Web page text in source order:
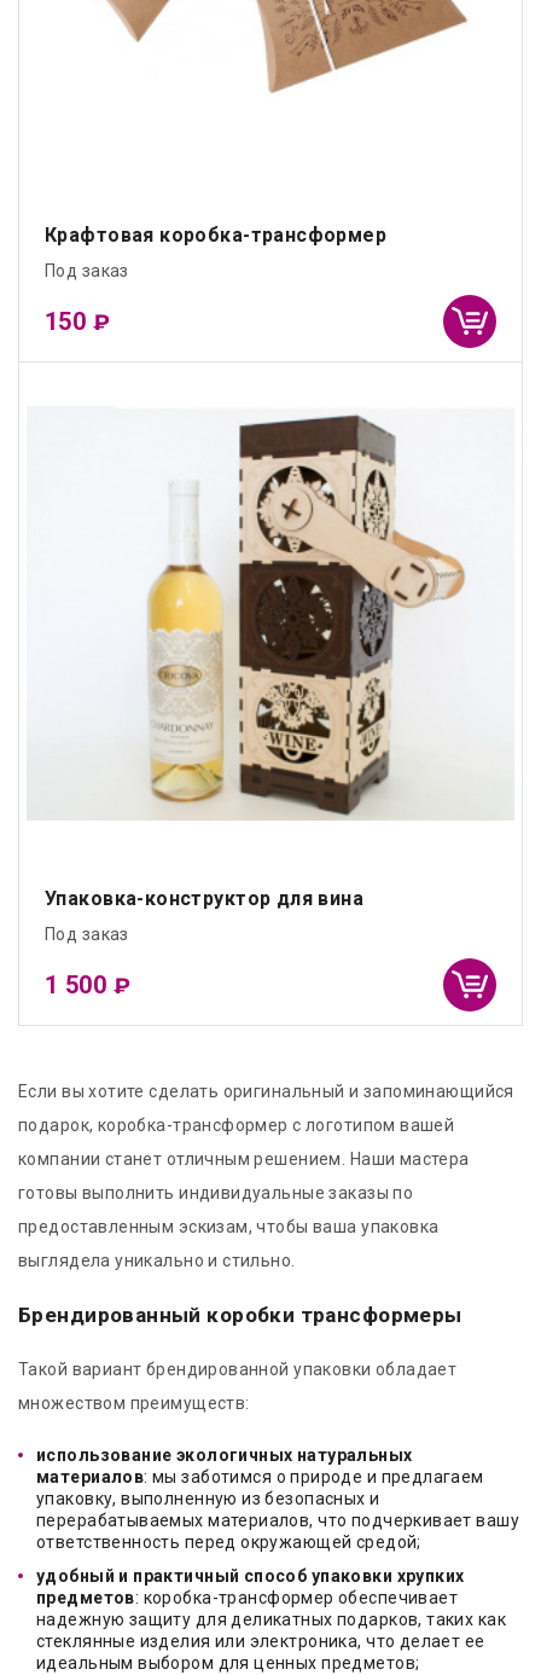
Крафтовая коробка-трансформер
Под заказ
150 ₽
Упаковка-конструктор для вина
Под заказ
1 500 ₽
Если вы хотите сделать оригинальный и запоминающийся
подарок, коробка-трансформер с логотипом вашей
компании станет отличным решением. Наши мастера
готовы выполнить индивидуальные заказы по
предоставленным эскизам, чтобы ваша упаковка
выглядела уникально и стильно.
Брендированный коробки трансформеры
Такой вариант брендированной упаковки обладает
множеством преимуществ:
использование экологичных натуральных
материалов: мы заботимся о природе и предлагаем
упаковку, выполненную из безопасных и
перерабатываемых материалов, что подчеркивает вашу
ответственность перед окружающей средой;
удобный и практичный способ упаковки хрупких
предметов: коробка-трансформер обеспечивает
надежную защиту для деликатных подарков, таких как
стеклянные изделия или электроника, что делает ее
идеальным выбором для ценных предметов;